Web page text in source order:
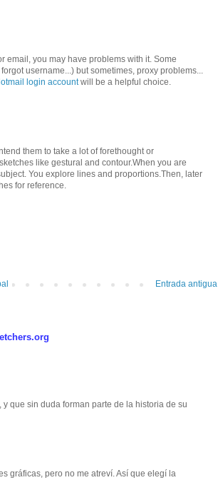
email, you may have problems with it. Some
username...) but sometimes, proxy problems...
login accountwill be a helpful choice.
them to take a lot of forethought or
like gestural and contour.When you are
You explore lines and proportions.Then, later
for reference.
Entrada antigua
que sin duda forman parte de la historia de su
gráficas, pero no me atreví. Así que elegí la